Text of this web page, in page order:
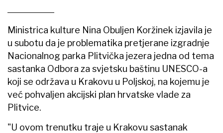
Ministrica kulture Nina Obuljen Koržinek izjavila je
u subotu da je problematika pretjerane izgradnje
Nacionalnog parka Plitvička jezera jedna od tema
sastanka Odbora za svjetsku baštinu UNESCO-a
koji se održava u Krakovu u Poljskoj, na kojemu je
već pohvaljen akcijski plan hrvatske vlade za
Plitvice.
"U ovom trenutku traje u Krakovu sastanak